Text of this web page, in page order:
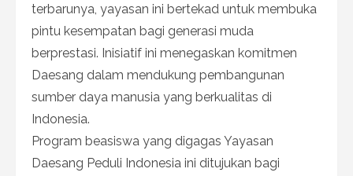
terbarunya, yayasan ini bertekad untuk membuka
pintu kesempatan bagi generasi muda
berprestasi. Inisiatif ini menegaskan komitmen
Daesang dalam mendukung pembangunan
sumber daya manusia yang berkualitas di
Indonesia.
Program beasiswa yang digagas Yayasan
Daesang Peduli Indonesia ini ditujukan bagi